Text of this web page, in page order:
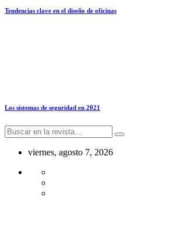
Tendencias clave en el diseño de oficinas
Los sistemas de seguridad en 2021
viernes, agosto 7, 2026